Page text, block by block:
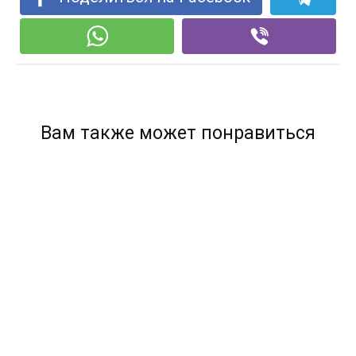
Вам также может понравиться